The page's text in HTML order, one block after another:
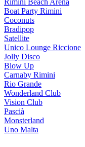
Rimini Beach Arena
Boat Party Rimini
Coconuts
Bradipop
Satellite
Unico Lounge Riccione
Jolly Disco
Blow Up
Carnaby Rimini
Rio Grande
Wonderland Club
Vision Club
Pascià
Monsterland
Uno Malta